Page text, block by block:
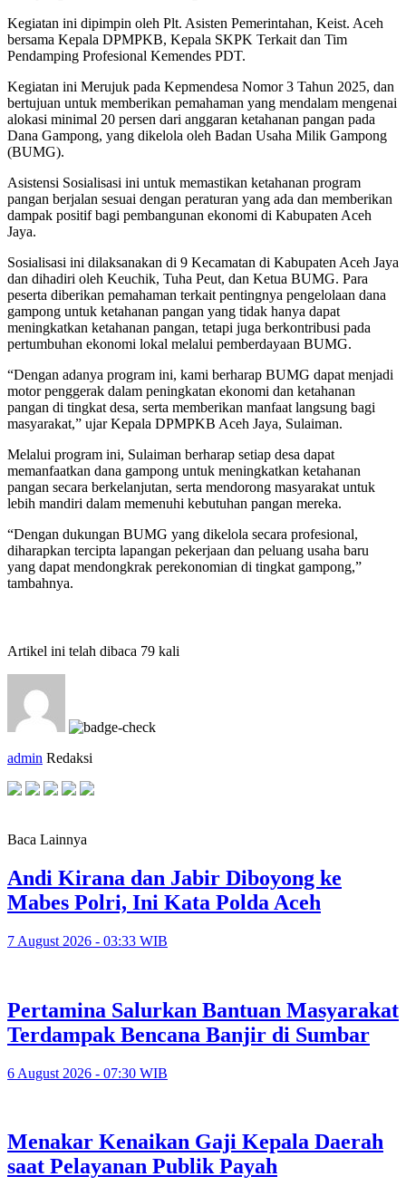
Kegiatan ini dipimpin oleh Plt. Asisten Pemerintahan, Keist. Aceh
bersama Kepala DPMPKB, Kepala SKPK Terkait dan Tim
Pendamping Profesional Kemendes PDT.
Kegiatan ini Merujuk pada Kepmendesa Nomor 3 Tahun 2025, dan
bertujuan untuk memberikan pemahaman yang mendalam mengenai
alokasi minimal 20 persen dari anggaran ketahanan pangan pada
Dana Gampong, yang dikelola oleh Badan Usaha Milik Gampong
(BUMG).
Asistensi Sosialisasi ini untuk memastikan ketahanan program
pangan berjalan sesuai dengan peraturan yang ada dan memberikan
dampak positif bagi pembangunan ekonomi di Kabupaten Aceh
Jaya.
Sosialisasi ini dilaksanakan di 9 Kecamatan di Kabupaten Aceh Jaya
dan dihadiri oleh Keuchik, Tuha Peut, dan Ketua BUMG. Para
peserta diberikan pemahaman terkait pentingnya pengelolaan dana
gampong untuk ketahanan pangan yang tidak hanya dapat
meningkatkan ketahanan pangan, tetapi juga berkontribusi pada
pertumbuhan ekonomi lokal melalui pemberdayaan BUMG.
“Dengan adanya program ini, kami berharap BUMG dapat menjadi
motor penggerak dalam peningkatan ekonomi dan ketahanan
pangan di tingkat desa, serta memberikan manfaat langsung bagi
masyarakat,” ujar Kepala DPMPKB Aceh Jaya, Sulaiman.
Melalui program ini, Sulaiman berharap setiap desa dapat
memanfaatkan dana gampong untuk meningkatkan ketahanan
pangan secara berkelanjutan, serta mendorong masyarakat untuk
lebih mandiri dalam memenuhi kebutuhan pangan mereka.
“Dengan dukungan BUMG yang dikelola secara profesional,
diharapkan tercipta lapangan pekerjaan dan peluang usaha baru
yang dapat mendongkrak perekonomian di tingkat gampong,”
tambahnya.
Artikel ini telah dibaca 79 kali
admin Redaksi
Baca Lainnya
Andi Kirana dan Jabir Diboyong ke
Mabes Polri, Ini Kata Polda Aceh
7 August 2026 - 03:33 WIB
Pertamina Salurkan Bantuan Masyarakat
Terdampak Bencana Banjir di Sumbar
6 August 2026 - 07:30 WIB
Menakar Kenaikan Gaji Kepala Daerah
saat Pelayanan Publik Payah